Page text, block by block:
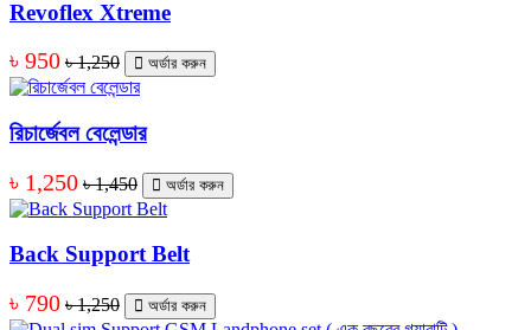
Revoflex Xtreme
৳ 950 ৳ 1,250 অর্ডার করুন
রিচার্জেবল বেলেন্ডার
৳ 1,250 ৳ 1,450 অর্ডার করুন
Back Support Belt
৳ 790 ৳ 1,250 অর্ডার করুন